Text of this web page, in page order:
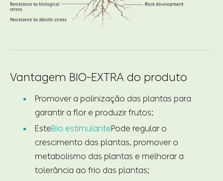
Vantagem BIO-EXTRA do produto
Promover a polinização das plantas para
garantir a flor e produzir frutos;
EsteBio estimulantePode regular o
crescimento das plantas, promover o
metabolismo das plantas e melhorar a
tolerância ao frio das plantas;